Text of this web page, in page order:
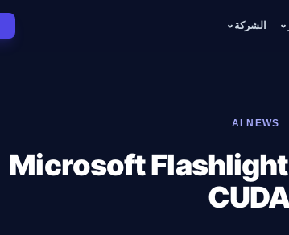
الشركة
AI NEWS
تحسين أداء PyTorch مع Microsoft Flashlight